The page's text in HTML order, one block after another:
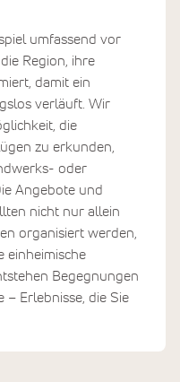
umfassend vor
Region, ihre
damit ein
verläuft. Wir
die
zu erkunden,
oder
Angebote und
nicht nur allein
organisiert werden,
einheimische
Begegnungen
– Erlebnisse, die Sie